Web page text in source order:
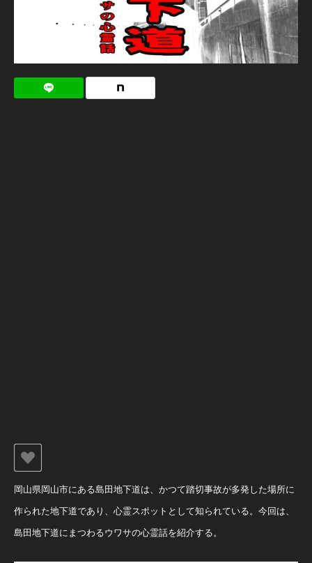
岡山県岡山市にある島田地下道は、かつて踏切事故が多発した場所に
作られた地下道であり、心霊スポットとして知られている。今回は、
島田地下道にまつわるウワサの心霊話を紹介する。